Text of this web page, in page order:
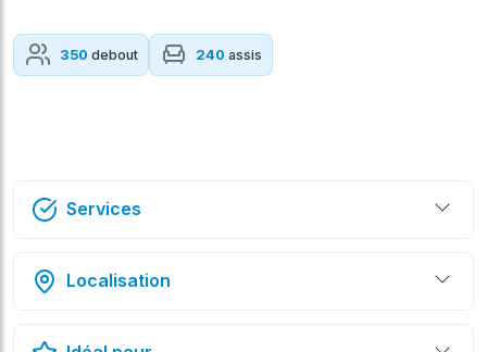
350 debout 240 assis
Services
Localisation